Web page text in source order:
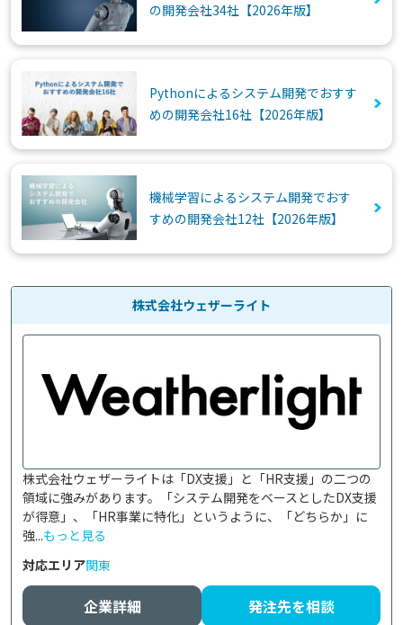
の開発会社34社【2026年版】
Pythonによるシステム開発でおすす
めの開発会社16社【2026年版】
機械学習によるシステム開発でおす
すめの開発会社12社【2026年版】
株式会社ウェザーライト
株式会社ウェザーライトは「DX支援」と「HR支援」の二つの
領域に強みがあります。「システム開発をベースとしたDX支援
が得意」、「HR事業に特化」というように、「どちらか」に
強...もっと見る
対応エリア関東
企業詳細 発注先を相談